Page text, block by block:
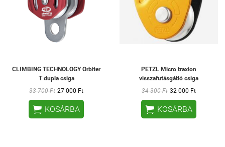
CLIMBING TECHNOLOGY Orbiter
T dupla csiga
33 700 Ft 27 000 Ft
 KOSÁRBA
PETZL Micro traxion
visszafutásgátló csiga
34 300 Ft 32 000 Ft
 KOSÁRBA